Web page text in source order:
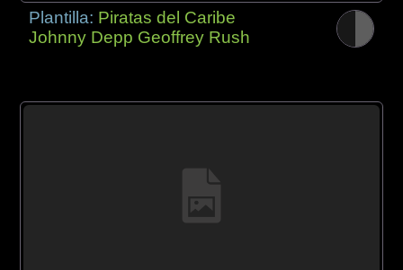
Plantilla: Piratas del Caribe
Johnny Depp Geoffrey Rush